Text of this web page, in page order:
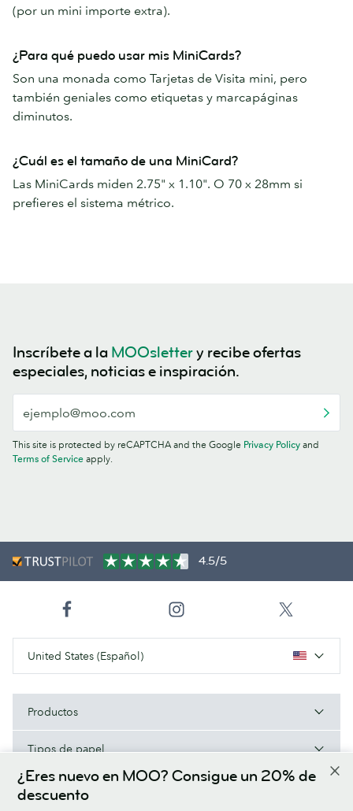
(por un mini importe extra).
¿Para qué puedo usar mis MiniCards?
Son una monada como Tarjetas de Visita mini, pero
también geniales como etiquetas y marcapáginas
diminutos.
¿Cuál es el tamaño de una MiniCard?
Las MiniCards miden 2.75" x 1.10". O 70 x 28mm si
prefieres el sistema métrico.
Inscríbete a la MOOslettery recibe ofertas
especiales, noticias e inspiración.
This site is protected by reCAPTCHA and the Google Privacy Policy and
Terms of Service apply.
¿Eres nuevo en MOO? Consigue un 20% de
descuento
4.5/5
United States (Español)
Productos
Tipos de papel
Acerca de MOO